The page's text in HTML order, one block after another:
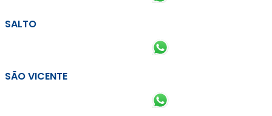
SALTO
SÃO VICENTE